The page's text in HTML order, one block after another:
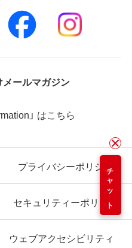
チャット
ールマガジン
」 はこちら
プライバシーポリシー
セキュリティーポリシー
ウェブアクセシビリティ